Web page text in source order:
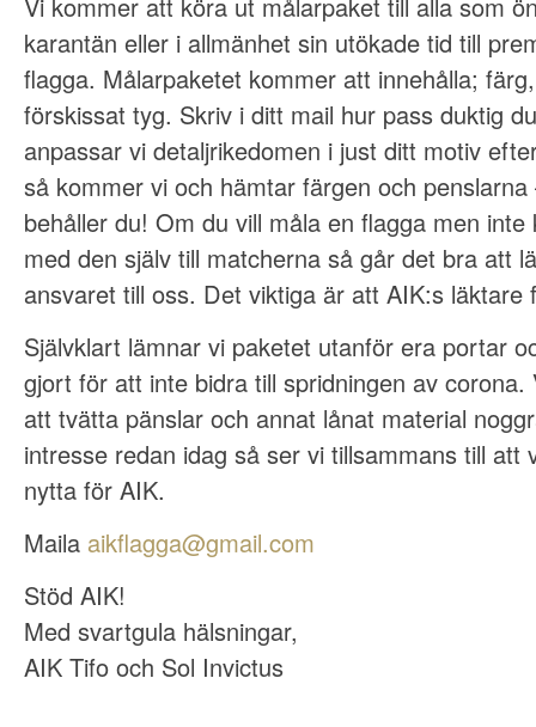
karantän eller i allmänhet sin utökade tid till
flagga. Målarpaketet kommer att innehålla;
förskissat tyg. Skriv i ditt mail hur pass duktig
anpassar vi detaljrikedomen i just ditt motiv
så kommer vi och hämtar färgen och
behåller du! Om du vill måla en flagga men
med den själv till matcherna så går det bra att
ansvaret till oss. Det viktiga är att AIK:s läktare
Självklart lämnar vi paketet utanför era portar
gjort för att inte bidra till spridningen av
att tvätta pänslar och annat lånat material
intresse redan idag så ser vi tillsammans till att
nytta för AIK.
Maila aikflagga@gmail.com
Stöd AIK!
Med svartgula hälsningar,
AIK Tifo och Sol Invictus